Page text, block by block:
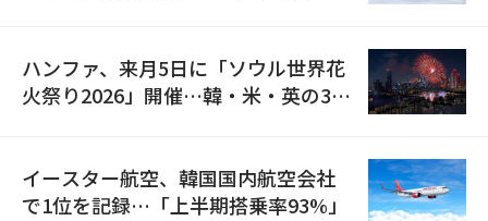
ハンファ、来月5日に「ソウル世界花
火祭り2026」開催…韓・米・英の3カ
イースター航空、韓国国内航空会社
で1位を記録…「上半期搭乗率93%」